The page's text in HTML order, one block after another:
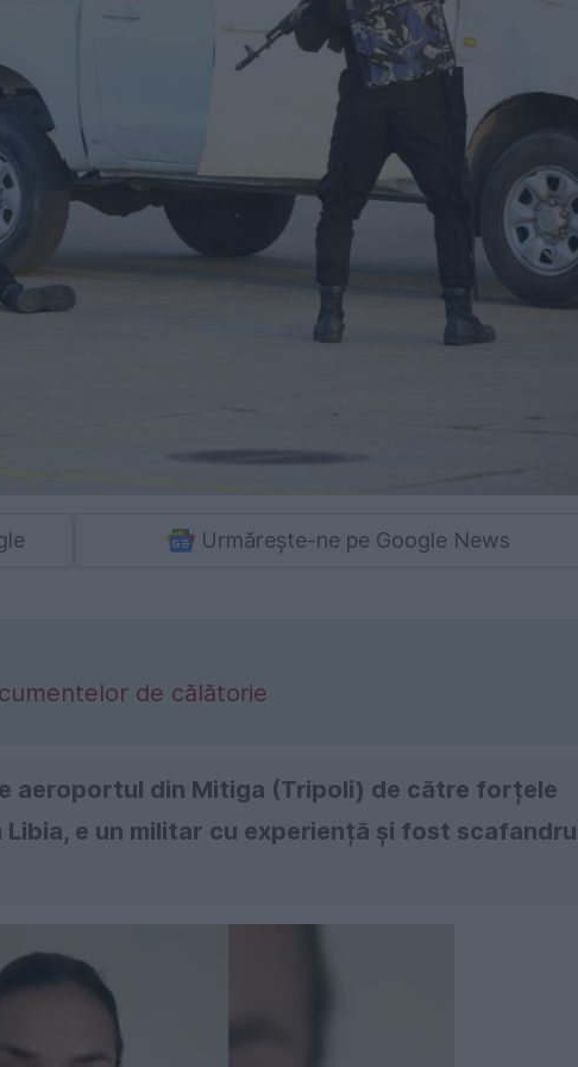
Urmărește-ne pe Google News
de călătorie
aeroportul din Mitiga (Tripoli) de către forțele
e un militar cu experiență și fost